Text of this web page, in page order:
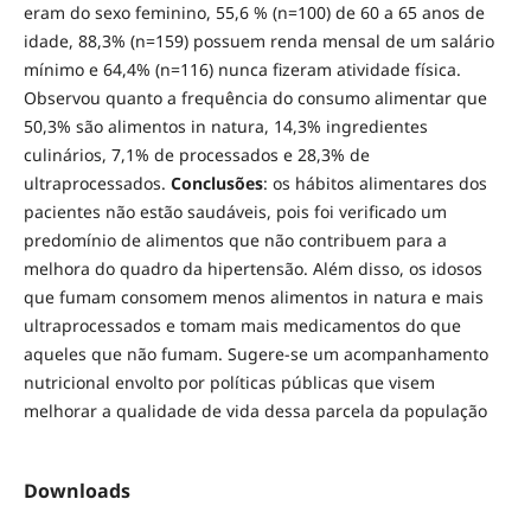
eram do sexo feminino, 55,6 % (n=100) de 60 a 65 anos de
idade, 88,3% (n=159) possuem renda mensal de um salário
mínimo e 64,4% (n=116) nunca fizeram atividade física.
Observou quanto a frequência do consumo alimentar que
50,3% são alimentos in natura, 14,3% ingredientes
culinários, 7,1% de processados e 28,3% de
ultraprocessados. Conclusões: os hábitos alimentares dos
pacientes não estão saudáveis, pois foi verificado um
predomínio de alimentos que não contribuem para a
melhora do quadro da hipertensão. Além disso, os idosos
que fumam consomem menos alimentos in natura e mais
ultraprocessados e tomam mais medicamentos do que
aqueles que não fumam. Sugere-se um acompanhamento
nutricional envolto por políticas públicas que visem
melhorar a qualidade de vida dessa parcela da população
Downloads